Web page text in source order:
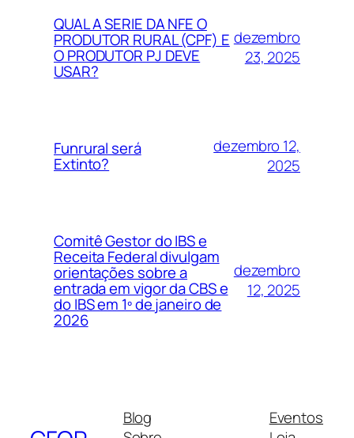
QUAL A SERIE DA NFE O
PRODUTOR RURAL (CPF) E
O PRODUTOR PJ DEVE
USAR?
dezembro
23, 2025
Funrural será
Extinto?
dezembro 12,
2025
Comitê Gestor do IBS e
Receita Federal divulgam
orientações sobre a
entrada em vigor da CBS e
do IBS em 1º de janeiro de
2026
dezembro
12, 2025
Blog
Eventos